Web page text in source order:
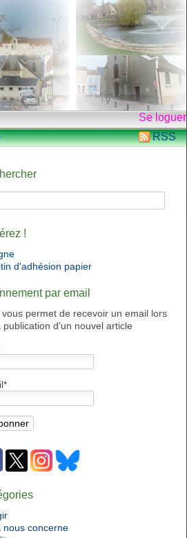
Se loguer
RSS
!
d'adhésion papier
par email
vous permet de recevoir un email lors
publication d'un nouvel article
nous concerne